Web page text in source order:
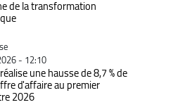
de la transformation
- 12:10
une hausse de 8,7 % de
d'affaire au premier
2026